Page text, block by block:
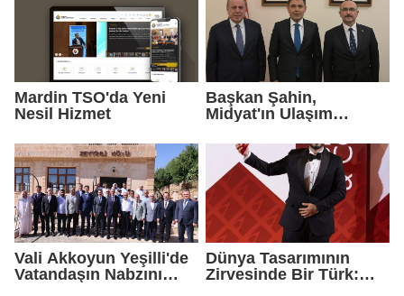
Mardin TSO'da Yeni
Nesil Hizmet
Başkan Şahin,
Midyat'ın Ulaşım
Taşıdı
Vali Akkoyun Yeşilli'de
Vatandaşın Nabzını
Dünya Tasarımının
Zirvesinde Bir Türk: